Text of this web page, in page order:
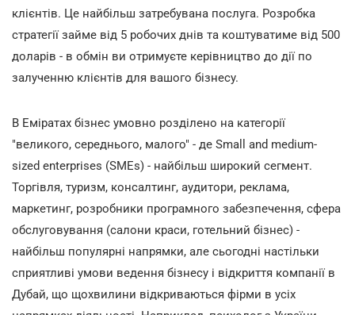
клієнтів. Це найбільш затребувана послуга. Розробка
стратегії займе від 5 робочих днів та коштуватиме від 500
доларів - в обмін ви отримуєте керівництво до дії по
залученню клієнтів для вашого бізнесу.
В Еміратах бізнес умовно розділено на категорії
"великого, середнього, малого" - де Small and medium-
sized enterprises (SMEs) - найбільш широкий сегмент.
Торгівля, туризм, консалтинг, аудитори, реклама,
маркетинг, розробники програмного забезпечення, сфера
обслуговування (салони краси, готельний бізнес) -
найбільш популярні напрямки, але сьогодні настільки
сприятливі умови ведення бізнесу і відкриття компанії в
Дубай, що щохвилини відкриваються фірми в усіх